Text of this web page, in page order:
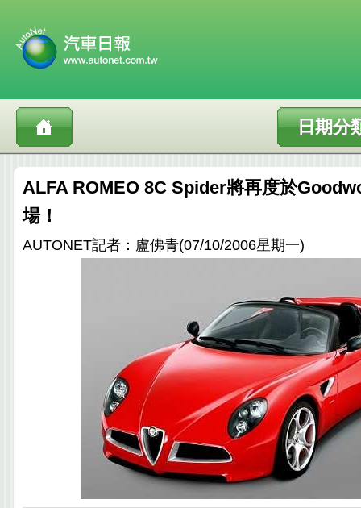
日期分
ALFA ROMEO 8C Spider將再度於
場！
AUTONET記者：盧佛青(07/10/2006星期一)